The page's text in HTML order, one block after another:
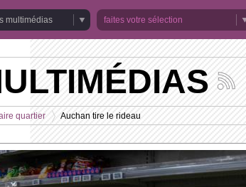
multimédias
faites votre sélection
Suivez
les
de
la
chaîne
quartier
>
Auchan tire le rideau